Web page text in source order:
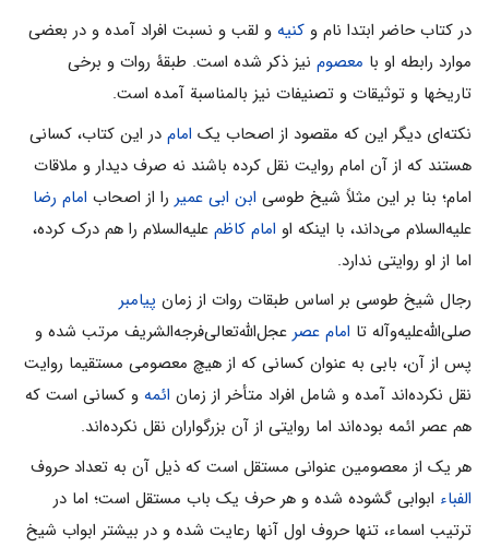
در کتاب حاضر ابتدا نام و کنیه و لقب و نسبت افراد آمده و در بعضى
موارد رابطه او با معصوم نیز ذکر شده است. طبقۀ روات و برخى
تاریخها و توثیقات و تصنیفات نیز بالمناسبة آمده است.
نکته‌اى دیگر این که مقصود از اصحاب یک امام در این کتاب، کسانى
هستند که از آن امام روایت نقل کرده باشند نه صرف دیدار و ملاقات
امام؛ بنا بر این مثلاً شیخ طوسى ابن ابى عمیر را از اصحاب امام رضا
علیه‌السلام مى‌داند، با اینکه او امام کاظم‌ علیه‌السلام را هم درک کرده،
اما از او روایتى ندارد.
رجال شیخ طوسى بر اساس طبقات روات از زمان پیامبر
صلى‌الله‌علیه‌وآله تا امام عصر عجل‌الله‌تعالى‌فرجه‌الشریف مرتب شده و
پس از آن، بابى به عنوان کسانی که از هیچ معصومى مستقیما روایت
نقل نکرده‌اند آمده و شامل افراد متأخر از زمان ائمه و کسانى است که
هم عصر ائمه بوده‌اند اما روایتى از آن بزرگواران نقل نکرده‌اند.
هر یک از معصومین عنوانى مستقل است که ذیل آن به تعداد حروف
الفباء ابوابى گشوده شده و هر حرف یک باب مستقل است؛ اما در
ترتیب اسماء، تنها حروف اول آنها رعایت شده و در بیشتر ابواب شیخ